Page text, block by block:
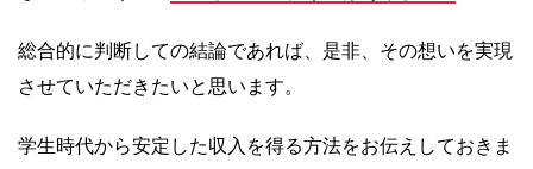
総合的に判断しての結論であれば、是非、その想いを実現
させていただきたいと思います。
学生時代から安定した収入を得る方法をお伝えしておきま